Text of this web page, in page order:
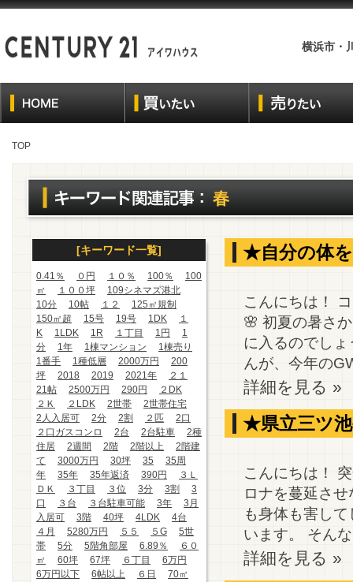
横浜市・
TOP
春
[キーワード一覧]
0.41％ ０円 １０％ 100％
100
㎡
１００坪
109シネマズ港北
10分
10帖 １２
125㎡規制
150㎡超
15号 19号 1DK
１
K
1LDK 1R １丁目 1円
1
分
1年 1棟マンション
1棟売り
1番手
1種低層 2000万円
200
坪
2018 2019 2021年
２１
21帖
2500万円 290円
２DK
２Ｋ
２LDK 2世帯
2世帯住宅
2人入居可
2分 2割 ２匹
2口
２口ガスコンロ
2台 2台駐車
2種
住居
2週間 2階 2階以上
2階建
て
3000万円 30坪 35
35周
年
35年 35年返済 390円
３Ｌ
ＤＫ
３丁目 ３位 3分 3割
3
口
３台 ３台駐車可能 3年
3月
入居可
3階 40坪 4LDK
4台
４月
5280万円 ５５ ５G
5世
帯
5分 5階角部屋 6.89％
６０
㎡
60坪 67坪 ６丁目
6万円
6万円以下
6帖以上 ６日
70㎡
★自分の体
こんにちは！
🌸 初夏の暑さ
に入るのでし
んが、今年の
詳細を見る »
★県立三ツ
こんにちは！
ロナを蔓延さ
も身体も害し
います。 そん
詳細を見る »